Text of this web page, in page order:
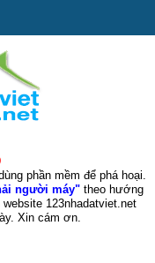
phần mềm để phá hoại.
người máy"theo hướng
123nhadatviet.net
Xin cám ơn.